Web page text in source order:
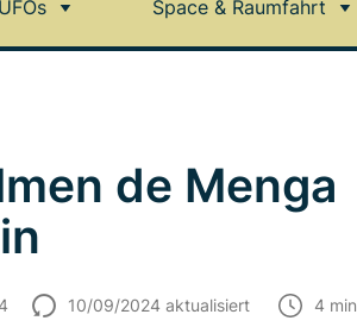
UFOs Space & Raumfahrt
de Menga
10/09/2024 aktualisiert 4 min